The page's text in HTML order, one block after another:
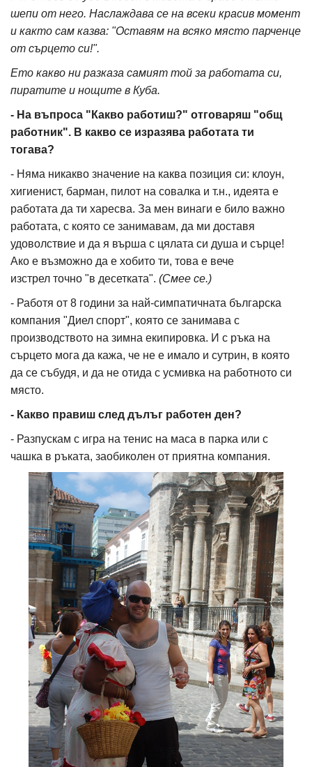
шепи от него. Наслаждава се на всеки красив момент
и както сам казва: "Оставям на всяко място парченце
от сърцето си!".
Ето какво ни разказа самият той за работата си,
пиратите и нощите в Куба.
- На въпроса "Какво работиш?" отговаряш "общ
работник". В какво се изразява работата ти
тогава?
- Няма никакво значение на каква позиция си: клоун,
хигиенист, барман, пилот на совалка и т.н., идеята е
работата да ти харесва. За мен винаги е било важно
работата, с която се занимавам, да ми доставя
удоволствие и да я върша с цялата си душа и сърце!
Ако е възможно да е хобито ти, това е вече
изстрел точно "в десетката". (Смее се.)
- Работя от 8 години за най-симпатичната българска
компания "Диел спорт", която се занимава с
производството на зимна екипировка. И с ръка на
сърцето мога да кажа, че не е имало и сутрин, в която
да се събудя, и да не отида с усмивка на работното си
място.
- Какво правиш след дълъг работен ден?
- Разпускам с игра на тенис на маса в парка или с
чашка в ръката, заобиколен от приятна компания.